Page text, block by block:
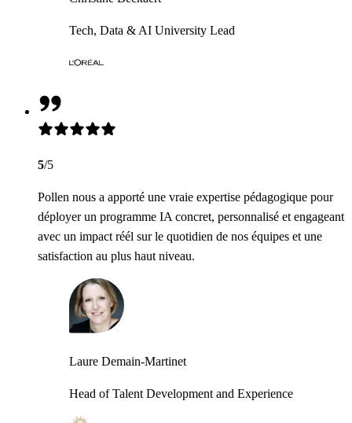
Tech, Data & AI University Lead
5/5
Pollen nous a apporté une vraie expertise pédagogique pour
déployer un programme IA concret, personnalisé et engageant
avec un impact réél sur le quotidien de nos équipes et une
satisfaction au plus haut niveau.
Laure Demain-Martinet
Head of Talent Development and Experience